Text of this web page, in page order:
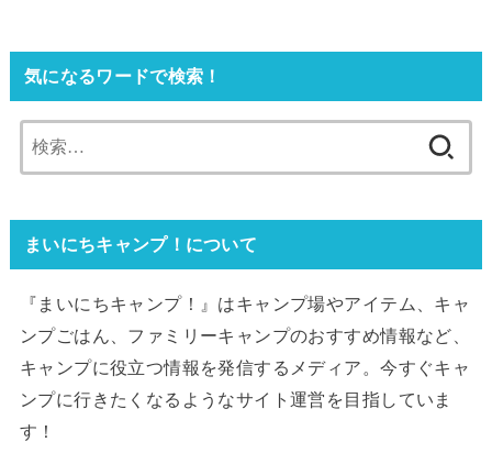
気になるワードで検索！
索:
まいにちキャンプ！について
『まいにちキャンプ！』はキャンプ場やアイテム、キャ
ンプごはん、ファミリーキャンプのおすすめ情報など、
キャンプに役立つ情報を発信するメディア。今すぐキャ
ンプに行きたくなるようなサイト運営を目指していま
す！